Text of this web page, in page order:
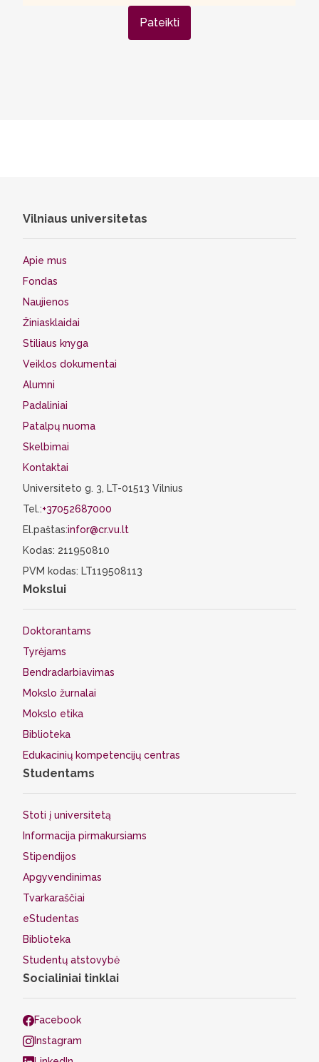
Pateikti
Vilniaus universitetas
Apie mus
Fondas
Naujienos
Žiniasklaidai
Stiliaus knyga
Veiklos dokumentai
Alumni
Padaliniai
Patalpų nuoma
Skelbimai
Kontaktai
Universiteto g. 3, LT-01513 Vilnius
Tel.:+37052687000
El.paštas:infor@cr.vu.lt
Kodas: 211950810
PVM kodas: LT119508113
Mokslui
Doktorantams
Tyrėjams
Bendradarbiavimas
Mokslo žurnalai
Mokslo etika
Biblioteka
Edukacinių kompetencijų centras
Studentams
Stoti į universitetą
Informacija pirmakursiams
Stipendijos
Apgyvendinimas
Tvarkaraščiai
eStudentas
Biblioteka
Studentų atstovybė
Socialiniai tinklai
Facebook
Instagram